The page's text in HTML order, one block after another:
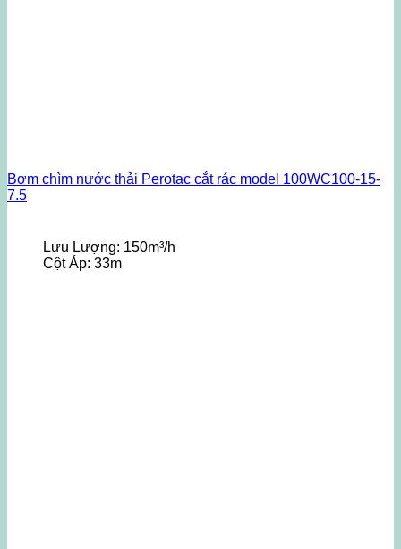
Bơm chìm nước thải Perotac cắt rác model 100WC100-15-
7.5
Lưu Lượng: 150m³/h
Cột Áp: 33m